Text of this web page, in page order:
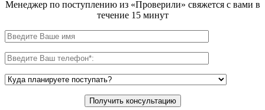
Менеджер по поступлению из «Проверили» свяжется с вами в
течение 15 минут